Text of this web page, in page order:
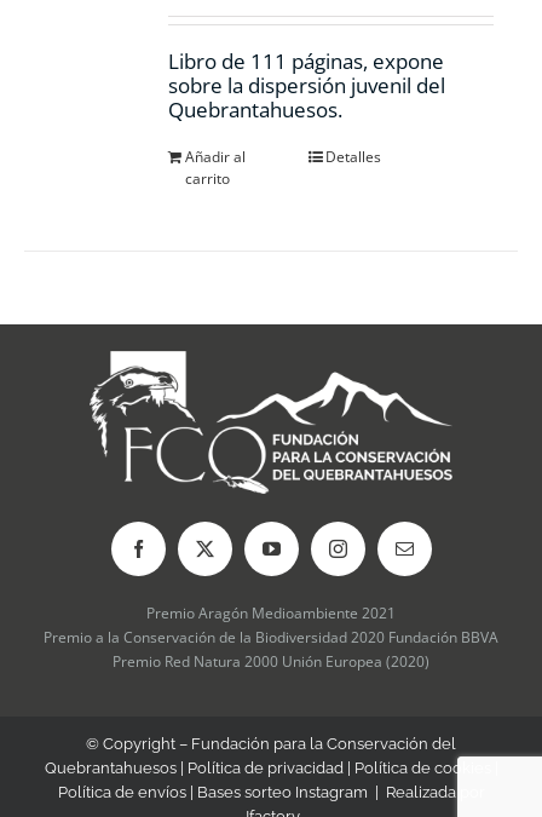
Libro de 111 páginas, expone
sobre la dispersión juvenil del
Quebrantahuesos.
Añadir al
carrito
Detalles
Premio Aragón Medioambiente 2021
Premio a la Conservación de la Biodiversidad 2020 Fundación BBVA
Premio Red Natura 2000 Unión Europea (2020)
© Copyright – Fundación para la Conservación del
Quebrantahuesos | Política de privacidad | Política de cookies
Política de envíos| Bases sorteo Instagram | Realizada por